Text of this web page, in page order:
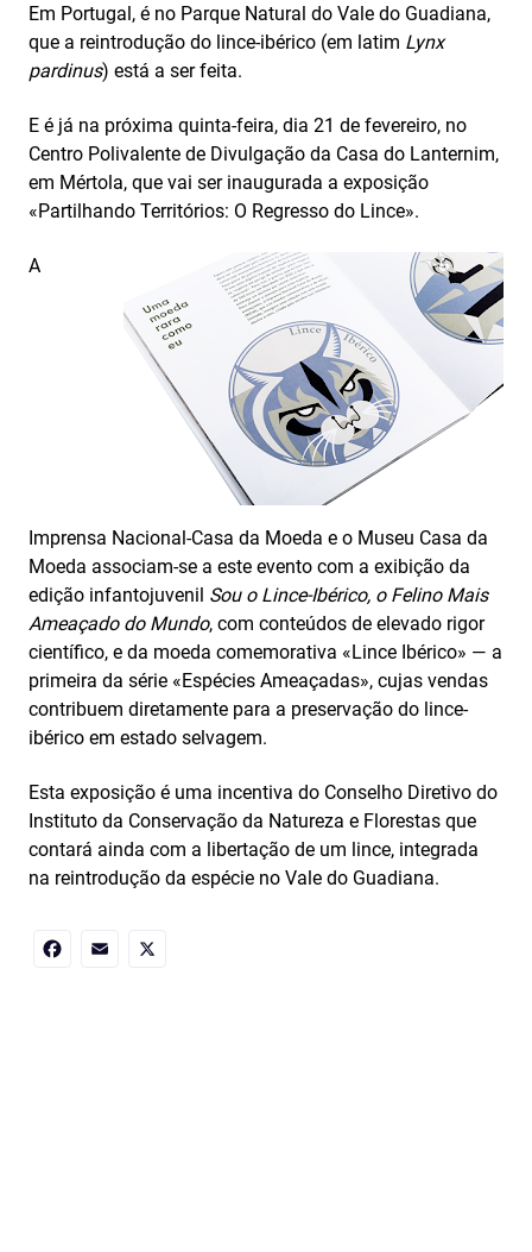
Em Portugal, é no Parque Natural do Vale do Guadiana,
que a reintrodução do lince-ibérico (em latim Lynx
pardinus) está a ser feita.
E é já na próxima quinta-feira, dia 21 de fevereiro, no
Centro Polivalente de Divulgação da Casa do Lanternim,
em Mértola, que vai ser inaugurada a exposição
«Partilhando Territórios: O Regresso do Lince».
A
Imprensa Nacional-Casa da Moeda e o Museu Casa da
Moeda associam-se a este evento com a exibição da
edição infantojuvenil Sou o Lince‑Ibérico, o Felino Mais
Ameaçado do Mundo, com conteúdos de elevado rigor
científico, e da moeda comemorativa «Lince Ibérico» — a
primeira da série «Espécies Ameaçadas», cujas vendas
contribuem diretamente para a preservação do lince-
ibérico em estado selvagem.
Esta exposição é uma incentiva do Conselho Diretivo do
Instituto da Conservação da Natureza e Florestas que
contará ainda com a libertação de um lince, integrada
na reintrodução da espécie no Vale do Guadiana.